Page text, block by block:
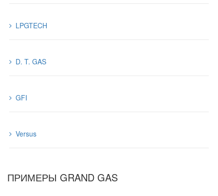
LPGTECH
D. T. GAS
GFI
Versus
ПРИМЕРЫ GRAND GAS